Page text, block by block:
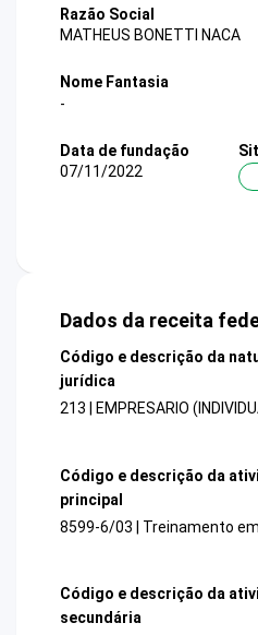
Razão Social
MATHEUS BONETTI NACA
Nome Fantasia
-
Data de fundação
07/11/2022
Dados da receita
Código e descrição da
jurídica
213 | EMPRESARIO
Código e descrição da
principal
8599-6/03 | Treinamento
Código e descrição da
secundária